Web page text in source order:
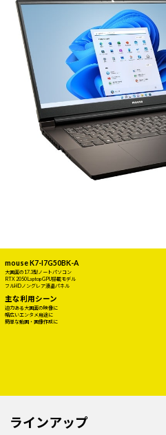
mouse K7-I7G50BK-A
大画面の17.3型ノートパソコン
RTX 2050 Laptop GPU搭載モデル
フルHDノングレア液晶パネル
主な利用シーン
迫力ある大画面の映像に
幅広いエンタメ用途に
簡単な動画・画像作成に
ラインアップ